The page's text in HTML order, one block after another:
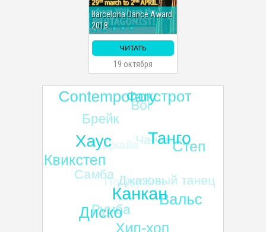
Barcelona Dance Award
2018
ЧИТАТЬ
19 октября